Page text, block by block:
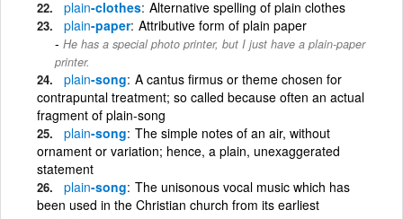
plain-clothes Alternative spelling of plain clothes
plain-paper Attributive form of plain paper
He has a special photo printer, but I just have a plain-paper
printer.
plain-song A cantus firmus or theme chosen for
contrapuntal treatment; so called because often an actual
fragment of plain-song
plain-song The simple notes of an air, without
ornament or variation; hence, a plain, unexaggerated
statement
plain-song The unisonous vocal music which has
been used in the Christian church from its earliest